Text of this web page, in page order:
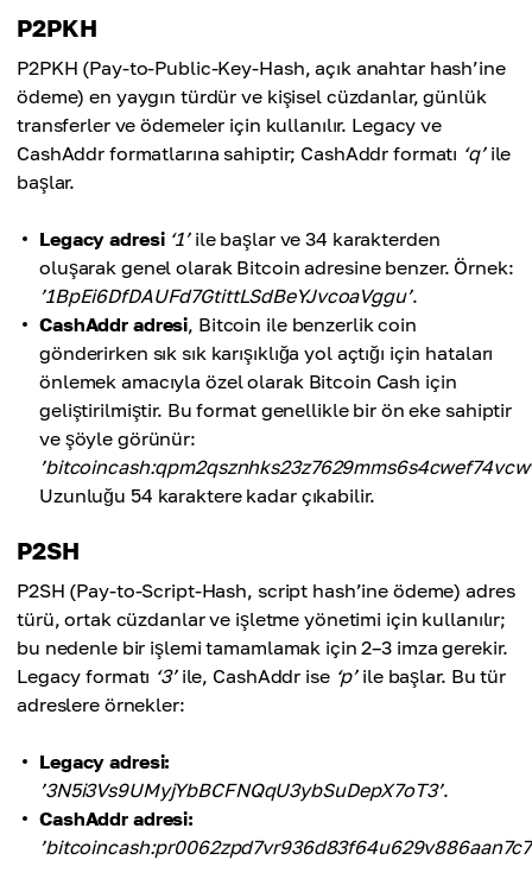
P2PKH
P2PKH (Pay-to-Public-Key-Hash, açık anahtar hash’ine
ödeme) en yaygın türdür ve kişisel cüzdanlar, günlük
transferler ve ödemeler için kullanılır. Legacy ve
CashAddr formatlarına sahiptir; CashAddr formatı ‘q’ile
başlar.
Legacy adresi ‘1’ile başlar ve 34 karakterden
oluşarak genel olarak Bitcoin adresine benzer. Örnek:
’1BpEi6DfDAUFd7GtittLSdBeYJvcoaVggu’.
CashAddr adresi, Bitcoin ile benzerlik coin
gönderirken sık sık karışıklığa yol açtığı için hataları
önlemek amacıyla özel olarak Bitcoin Cash için
geliştirilmiştir. Bu format genellikle bir ön eke sahiptir
ve şöyle görünür:
Uzunluğu 54 karaktere kadar çıkabilir.
P2SH
P2SH (Pay-to-Script-Hash, script hash’ine ödeme) adres
türü, ortak cüzdanlar ve işletme yönetimi için kullanılır;
bu nedenle bir işlemi tamamlamak için 2–3 imza gerekir.
Legacy formatı ‘3’ile, CashAddr ise ‘p’ile başlar. Bu tür
adreslere örnekler:
Legacy adresi:
’3N5i3Vs9UMyjYbBCFNQqU3ybSuDepX7oT3’.
CashAddr adresi: